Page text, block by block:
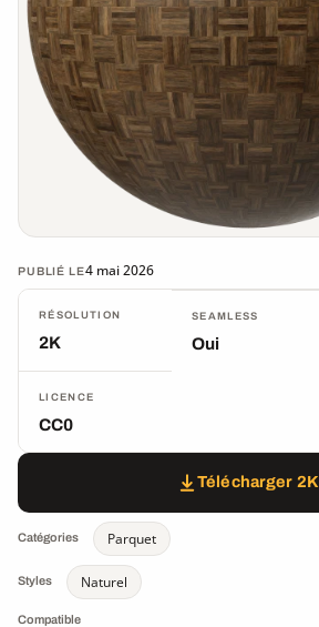
PUBLIÉ LE4 mai 2026
RÉSOLUTION
2K
SEAMLESS
Oui
LICENCE
CC0
Télécharger 2K
Catégories Parquet
Styles Naturel
Compatible